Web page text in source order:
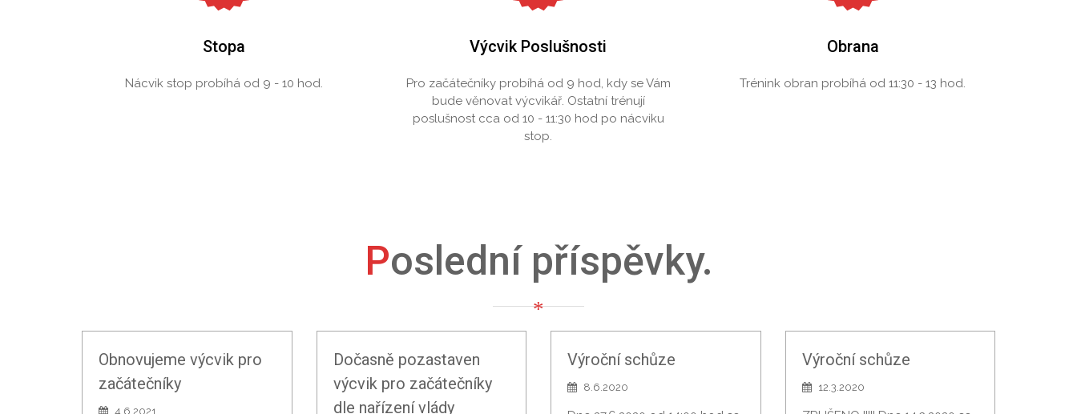
Stopa
Nácvik stop probíhá od 9 - 10 hod.
Výcvik Poslušnosti
Pro začátečníky probíhá od 9 hod, kdy se Vám
bude věnovat výcvikář. Ostatní trénují
poslušnost cca od 10 - 11:30 hod po nácviku
stop.
Obrana
Trénink obran probíhá od 11:30 - 13 hod.
Poslední příspěvky.
Obnovujeme výcvik pro
začátečníky
4.6.2021
Dočasně pozastaven
výcvik pro začátečníky
dle nařízení vlády
Výroční schůze
8.6.2020
Výroční schůze
12.3.2020